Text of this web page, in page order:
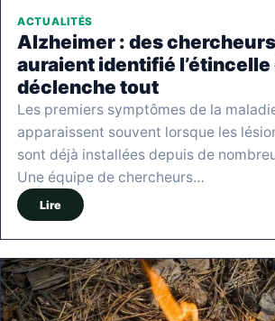
ACTUALITÉS
Alzheimer : des
auraient identifié l’étincelle
déclenche tout
Les premiers symptômes de la
apparaissent souvent lorsque les
sont déjà installées depuis de
Une équipe de chercheurs…
Lire